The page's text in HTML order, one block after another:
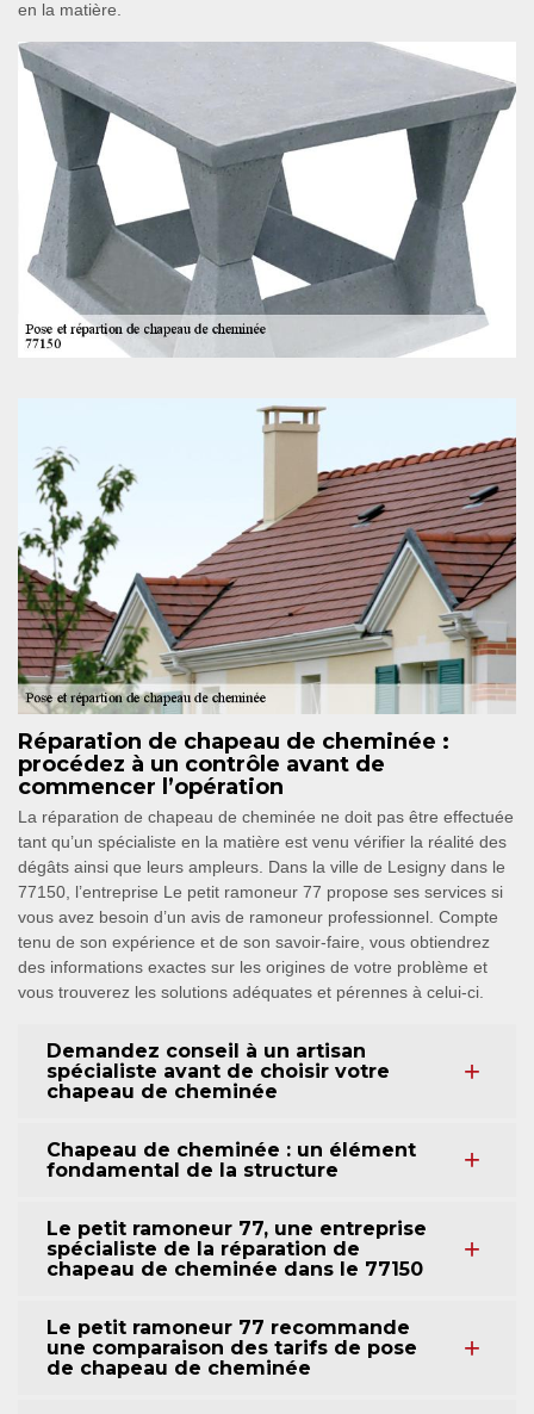
en la matière.
Réparation de chapeau de cheminée :
procédez à un contrôle avant de
commencer l’opération
La réparation de chapeau de cheminée ne doit pas être effectuée
tant qu’un spécialiste en la matière est venu vérifier la réalité des
dégâts ainsi que leurs ampleurs. Dans la ville de Lesigny dans le
77150, l’entreprise Le petit ramoneur 77 propose ses services si
vous avez besoin d’un avis de ramoneur professionnel. Compte
tenu de son expérience et de son savoir-faire, vous obtiendrez
des informations exactes sur les origines de votre problème et
vous trouverez les solutions adéquates et pérennes à celui-ci.
Demandez conseil à un artisan
spécialiste avant de choisir votre
chapeau de cheminée
Chapeau de cheminée : un élément
fondamental de la structure
Le petit ramoneur 77, une entreprise
spécialiste de la réparation de
chapeau de cheminée dans le 77150
Le petit ramoneur 77 recommande
une comparaison des tarifs de pose
de chapeau de cheminée